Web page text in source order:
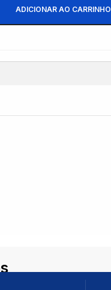
ADICIONAR AO CARRINHO